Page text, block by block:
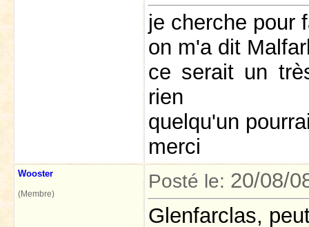
je cherche pour
on m'a dit
ce serait un
rien
quelqu'un
merci
Wooster
(Membre)
Posté le: 20/08/
Glenfarclas,